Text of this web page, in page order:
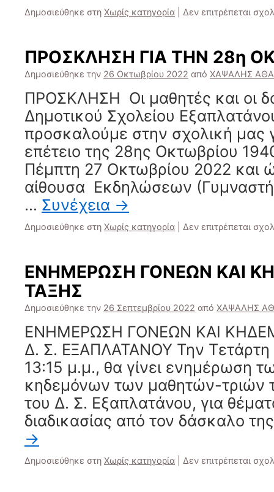
Δημοσιεύθηκε στη Χωρίς κατηγορία Δεν επιτρέπεται
ΠΡΟΣΚΛΗΣΗ ΓΙΑ ΤΗΝ 28η
Δημοσιεύθηκε την 26 Οκτωβρίου 2022 από ΧΑΨΑΛΗΣ
ΠΡΟΣΚΛΗΣΗ Οι μαθητές και οι
Δημοτικού Σχολείου
προσκαλούμε στην σχολική μας
επέτειο της 28ης Οκτωβρίου
Πέμπτη 27 Οκτωβρίου 2022 και
αίθουσα Εκδηλώσεων
… Συνέχεια →
Δημοσιεύθηκε στη Χωρίς κατηγορία Δεν επιτρέπεται
ΕΝΗΜΕΡΩΣΗ ΓΟΝΕΩΝ ΚΑΙ
ΤΑΞΗΣ
Δημοσιεύθηκε την 26 Σεπτεμβρίου 2022 από ΧΑΨΑΛΗΣ
ΕΝΗΜΕΡΩΣΗ ΓΟΝΕΩΝ ΚΑΙ
Δ. Σ. ΕΞΑΠΛΑΤΑΝΟΥ Την Τετάρτη
13:15 μ.μ., θα γίνει ενημέρωση
κηδεμόνων των μαθητών-τριών
του Δ. Σ. Εξαπλατάνου, για
διαδικασίας από τον δάσκαλο
→
Δημοσιεύθηκε στη Χωρίς κατηγορία Δεν επιτρέπεται